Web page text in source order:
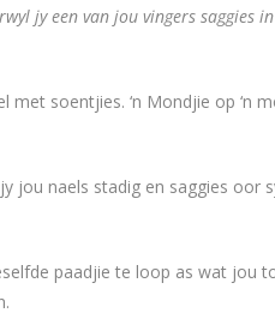
jy een van jou vingers saggies
met soentjies. ‘n Mondjie op ‘n
jou naels stadig en saggies oor
paadjie te loop as wat jou